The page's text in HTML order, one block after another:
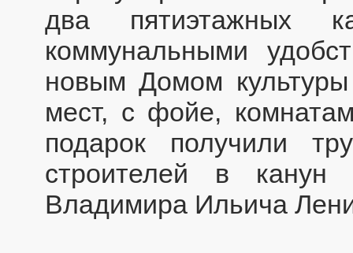
два пятиэтажных
коммунальными
новым Домом
мест, с фойе,
подарок получили
строителей в
Владимира Ильича